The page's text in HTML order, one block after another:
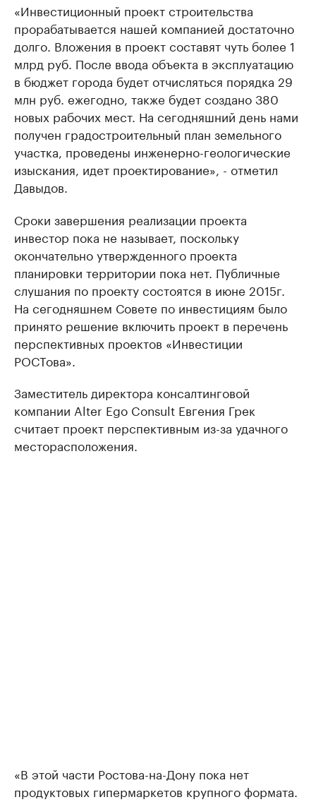
«Инвестиционный проект строительства
прорабатывается нашей компанией достаточно
долго. Вложения в проект составят чуть более 1
млрд руб. После ввода объекта в эксплуатацию
в бюджет города будет отчисляться порядка 29
млн руб. ежегодно, также будет создано 380
новых рабочих мест. На сегодняшний день нами
получен градостроительный план земельного
участка, проведены инженерно-геологические
изыскания, идет проектирование», - отметил
Давыдов.
Сроки завершения реализации проекта
инвестор пока не называет, поскольку
окончательно утвержденного проекта
планировки территории пока нет. Публичные
слушания по проекту состоятся в июне 2015г.
На сегодняшнем Совете по инвестициям было
принято решение включить проект в перечень
перспективных проектов «Инвестиции
РОСТова».
Заместитель директора консалтинговой
компании Alter Ego Consult Евгения Грек
считает проект перспективным из-за удачного
месторасположения.
«В этой части Ростова-на-Дону пока нет
продуктовых гипермаркетов крупного формата.